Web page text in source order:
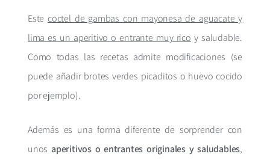
Estecoctel de gambas con mayonesa de aguacate y
lima es un aperitivo o entrante muy rico y saludable.
Como todas las recetas admite modificaciones (se
puede añadir brotes verdes picaditos o huevo cocido
por ejemplo).
Además es una forma diferente de sorprender con
unos aperitivos o entrantes originales y saludables,